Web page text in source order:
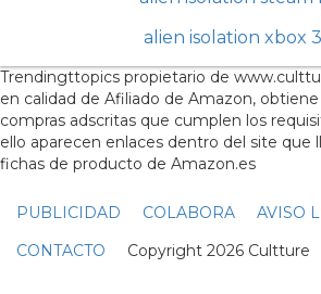
alien isolation xbox
Trendingttopics propietario de
en calidad de Afiliado de Amazon,
compras adscritas que cumplen los
ello aparecen enlaces dentro del site que
fichas de producto de Amazon.es
PUBLICIDAD COLABORA
AVISO
CONTACTO Copyright 2026 Cultture